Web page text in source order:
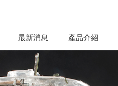
最新消息 產品介紹